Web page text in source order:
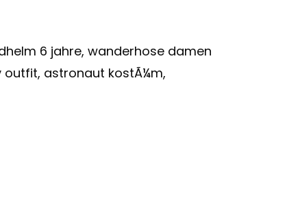
6 jahre, wanderhose damen
outfit, astronaut kostÃ¼m,